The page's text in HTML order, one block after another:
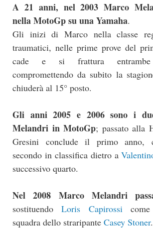
A 21 anni, nel 2003 Marco
nella MotoGp su una Yamaha.
Gli inizi di Marco nella classe
traumatici, nelle prime prove del
cade e si frattura
compromettendo da subito la
chiuderà al 15° posto.
Gli anni 2005 e 2006 sono i
Melandri in MotoGp; passato alla
Gresini conclude il primo anno,
secondo in classifica dietro a
successivo quarto.
Nel 2008 Marco Melandri
sostituendoLoris Capirossicome
squadra dello straripante Casey Stoner.